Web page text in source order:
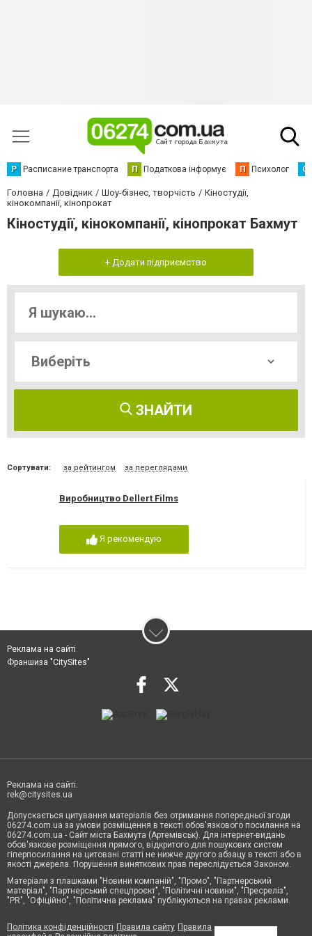
Р Расписание транспорта П Податкова інформує П Психолог С
Головна Довідник Шоу-бізнес, творчість
Кіностудії,
кінокомпанії, кінопрокат
Кіностудії, кінокомпанії, кінопрокат Бахмут
+ Додати підприємство
ЗНАЙТИ
Сортувати: за рейтингом за переглядами
Виробництво Dellert Films
Я рекомендую
Реклама на сайті
Франшиза "CitySites"
Реклама на сайті:
rek@citysites.ua
Допускається цитування матеріалів без отримання попередньої згоди
06274.com.ua за умови розміщення в тексті обов'язкового посилання на
06274.com.ua - Сайт міста Бахмута (Артемівськ). Для інтернет-видань
обов'язкове розміщення прямого, відкритого для пошукових систем
гіперпосилання на цитовані статті не нижче другого абзацу в тексті або в
якості джерела. Порушення виняткових прав переслідується Законом.
Матеріали з плашками "Новини компаній", "Промо", "Партнерський
матеріал", "Партнерський спецпроєкт", "Політичні новини", "Пресреліз",
"PR", "Офіційно", "Політична реклама" публікуються на правах реклами.
Політика конфіденційності Правила сайту Правила